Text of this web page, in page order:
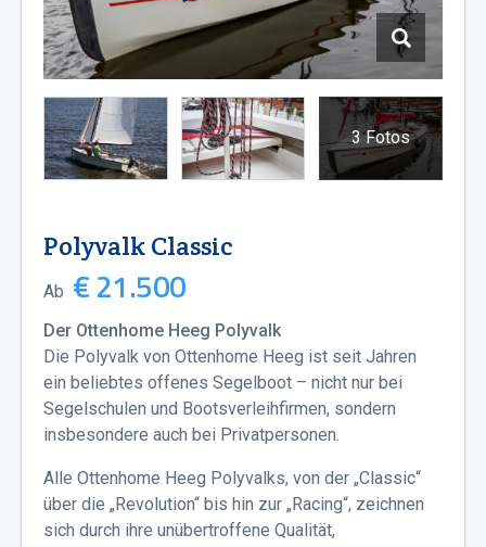
3 Fotos
Polyvalk Classic
Ab € 21.500
Der Ottenhome Heeg Polyvalk
Die Polyvalk von Ottenhome Heeg ist seit Jahren
ein beliebtes offenes Segelboot – nicht nur bei
Segelschulen und Bootsverleihfirmen, sondern
insbesondere auch bei Privatpersonen.
Alle Ottenhome Heeg Polyvalks, von der „Classic“
über die „Revolution“ bis hin zur „Racing“, zeichnen
sich durch ihre unübertroffene Qualität,